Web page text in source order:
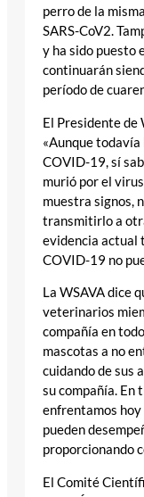
perro de la
SARS-CoV2.
y ha sido puesto
continuarán
período de
El Presidente de
«Aunque todavía
COVID-19, sí
murió por el
muestra signos,
transmitirlo a
evidencia actual
COVID-19 no
La WSAVA dice
veterinarios
compañía en
mascotas a no
cuidando de sus
su compañía. En
enfrentamos hoy
pueden
proporcionando
El Comité